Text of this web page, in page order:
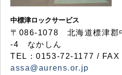
中標津ロックサービス
〒086-1078 北海道標津郡
-4 なかしん
TEL：0153-72-1177 /
assa@aurens.or.jp